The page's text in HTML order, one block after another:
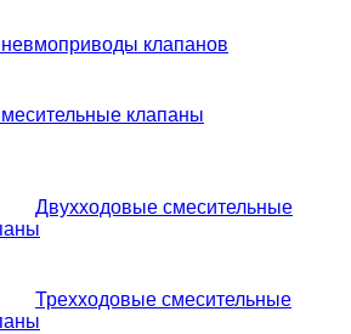
клапанов
клапаны
Двухходовые смесительные
Трехходовые смесительные